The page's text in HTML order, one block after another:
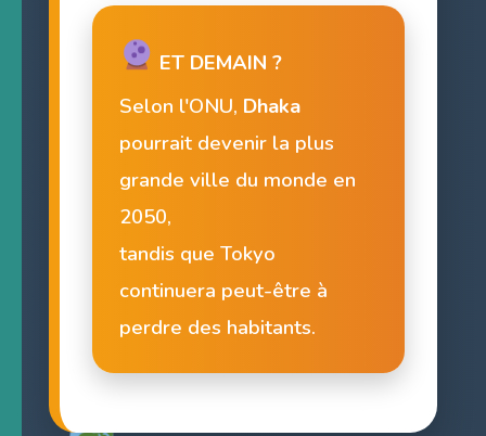
ET DEMAIN ?
Selon l'ONU, Dhaka
pourrait devenir la plus
grande ville du monde en
2050,
tandis que Tokyo
continuera peut-être à
perdre des habitants.